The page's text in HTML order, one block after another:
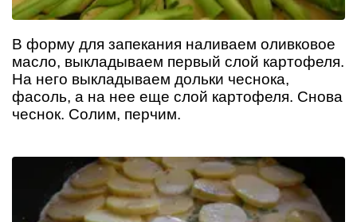
В форму для запекания наливаем оливковое
масло, выкладываем первый слой картофеля.
На него выкладываем дольки чеснока,
фасоль, а на нее еще слой картофеля. Снова
чеснок. Солим, перчим.